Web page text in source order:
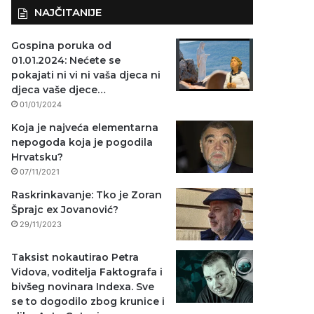
NAJČITANIJE
Gospina poruka od
01.01.2024: Nećete se
pokajati ni vi ni vaša djeca ni
djeca vaše djece…
01/01/2024
Koja je najveća elementarna
nepogoda koja je pogodila
Hrvatsku?
07/11/2021
Raskrinkavanje: Tko je Zoran
Šprajc ex Jovanović?
29/11/2023
Taksist nokautirao Petra
Vidova, voditelja Faktografa i
bivšeg novinara Indexa. Sve
se to dogodilo zbog krunice i